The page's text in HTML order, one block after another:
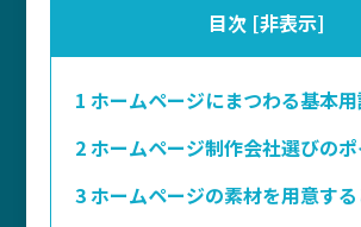
目次 [非表示]
1 ホームページにまつわる基本
2ホームページ制作会社選びの
3ホームページの素材を用意す